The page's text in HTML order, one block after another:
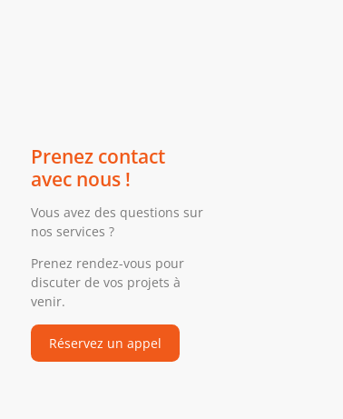
Prenez contact
avec nous !
Vous avez des questions sur
nos services ?
Prenez rendez-vous pour
discuter de vos projets à
venir.
Réservez un appel